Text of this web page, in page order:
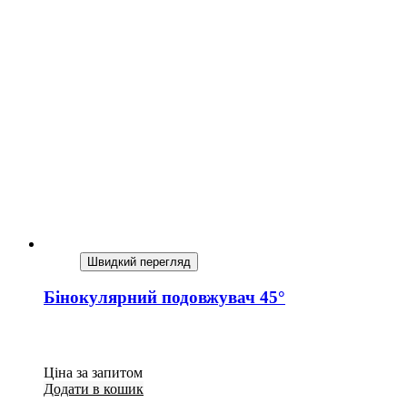
Швидкий перегляд
Бінокулярний подовжувач 45°
Ціна за запитом
Додати в кошик